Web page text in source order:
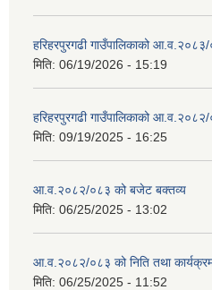
हरिहरपुरगढी गाउँपालिकाको
मिति: 06/19/2026 - 15:19
हरिहरपुरगढी गाउँपालिकाको
मिति: 09/19/2025 - 16:25
आ.व.२०८२/०८३ को बजेट बक्तव्य
मिति: 06/25/2025 - 13:02
आ.व.२०८२/०८३ को निति तथा
मिति: 06/25/2025 - 11:52